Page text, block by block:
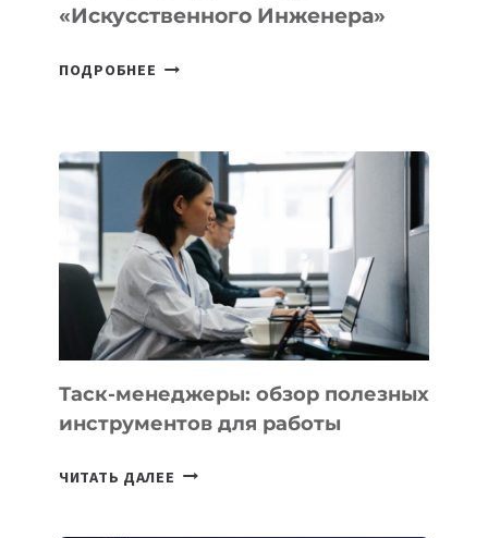
«искусственного Инженера»
ПОДРОБНЕЕ ДЖЕФФ
PROMETHEUS
ДЛЯ
СОЗДАНИЯ
«ИСКУССТВЕННОГО
ИНЖЕНЕРА»
Таск-менеджеры: обзор полезных
инструментов для работы
ЧИТАТЬ ДАЛЕЕ ТАСК-